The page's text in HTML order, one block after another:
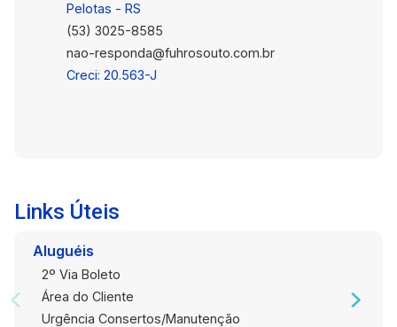
Pelotas - RS
(53) 3025-8585
nao-responda@fuhrosouto.com.br
Creci: 20.563-J
Links Úteis
Aluguéis
2º Via Boleto
Área do Cliente
Urgência Consertos/Manutenção